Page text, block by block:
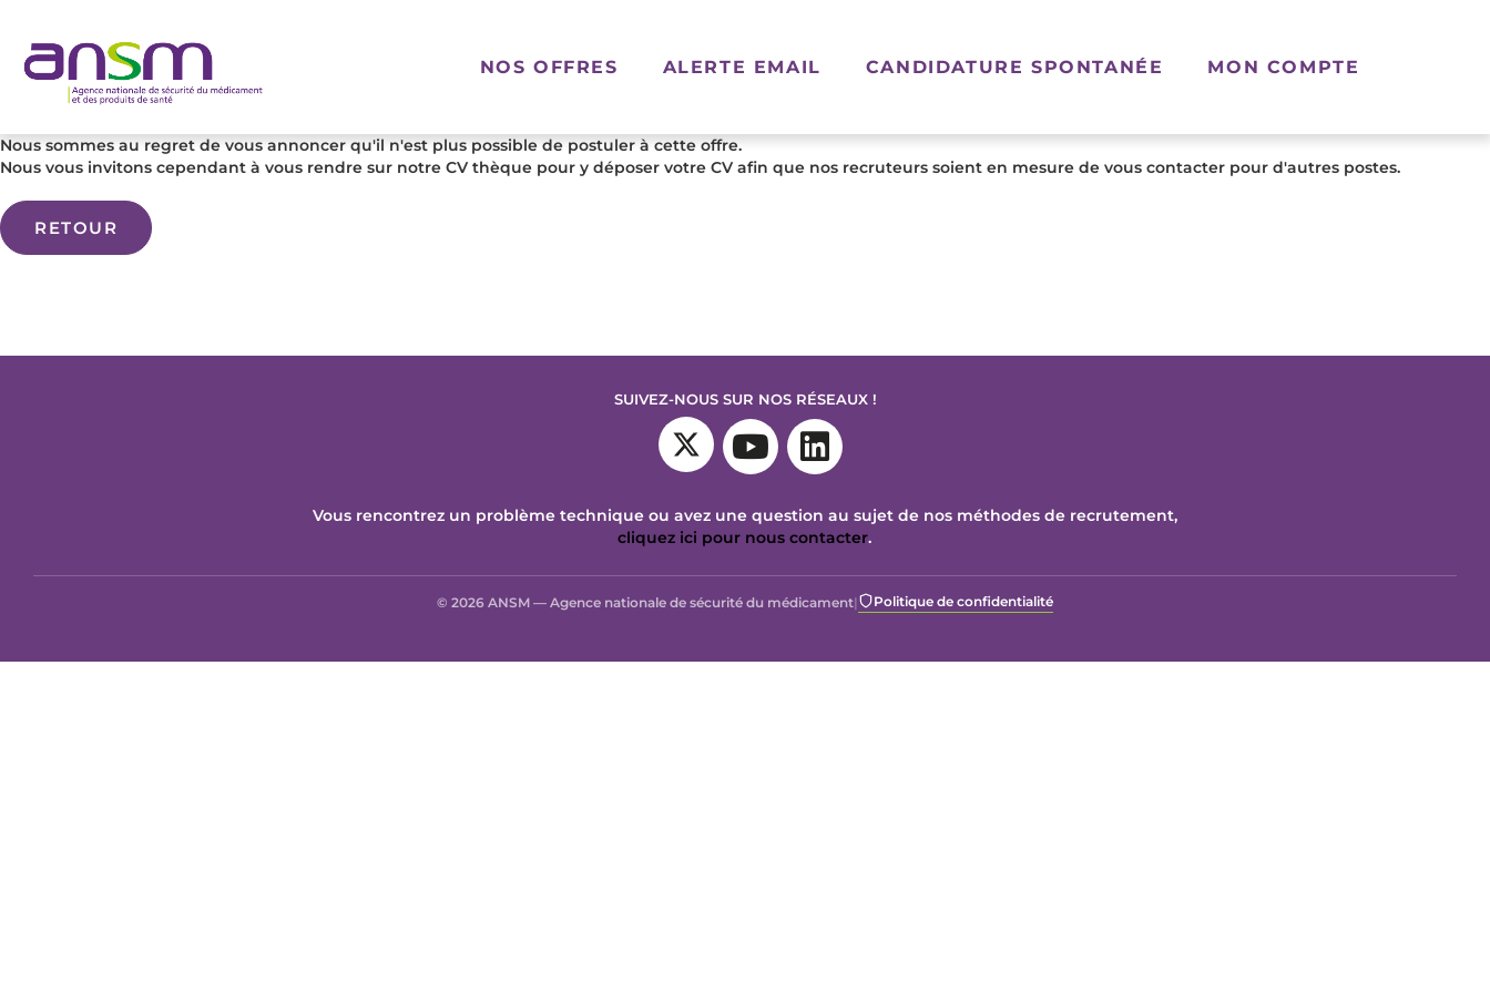
NOS OFFRES ALERTE EMAIL CANDIDATURE SPONTANÉE MON COMPTE
Nous sommes au regret de vous annoncer qu'il n'est plus possible de postuler à cette offre.
Nous vous invitons cependant à vous rendre sur notre CV thèque pour y déposer votre CV afin que nos recruteurs soient en mesure de vous contacter pour d'autres postes.
RETOUR
SUIVEZ-NOUS SUR NOS RÉSEAUX !
Vous rencontrez un problème technique ou avez une question au sujet de nos méthodes de recrutement,
cliquez ici pour nous contacter.
© 2026 ANSM — Agence nationale de sécurité du médicament| Politique de confidentialité